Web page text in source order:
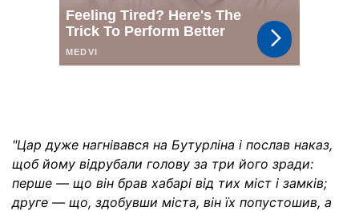
"Цар дуже нагнівався на Бутурліна і послав наказ,
щоб йому відрубали голову за три його зради:
перше — що він брав хабарі від тих міст і замків;
друге — що, здобувши міста, він їх попустошив, а